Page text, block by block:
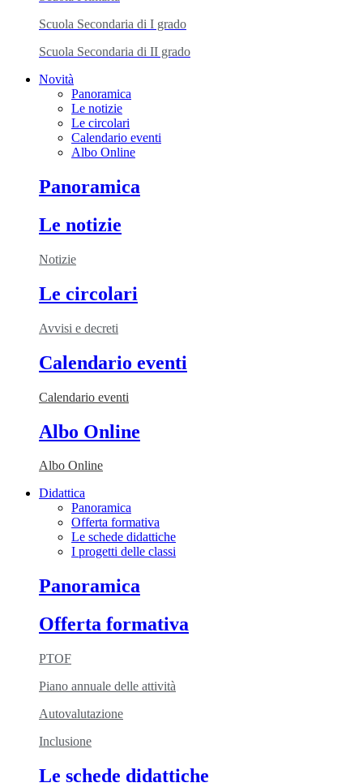
Scuola Secondaria di I grado
Scuola Secondaria di II grado
Novità
Panoramica
Le notizie
Le circolari
Calendario eventi
Albo Online
Panoramica
Le notizie
Notizie
Le circolari
Avvisi e decreti
Calendario eventi
Calendario eventi
Albo Online
Albo Online
Didattica
Panoramica
Offerta formativa
Le schede didattiche
I progetti delle classi
Panoramica
Offerta formativa
PTOF
Piano annuale delle attività
Autovalutazione
Inclusione
Le schede didattiche